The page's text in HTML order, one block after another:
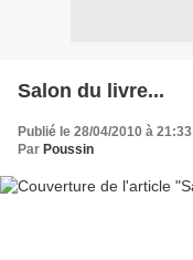
Salon du livre...
Publié le 28/04/2010 à 21:33
Par Poussin